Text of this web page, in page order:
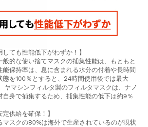
ても性能低下がわずか！】
的な使い捨てマスクの捕集性能は、もともと
能保持率は、息に含まれる水分の付着や長時間
態を100％とすると、24時間使用後では最大
ヤマシンフィルタ製のフィルタマスクは、ナノ
自身で捕集するため、捕集性能の低下は約9％
供給を確保！】
マスクの80%は海外で生産されているのが現状